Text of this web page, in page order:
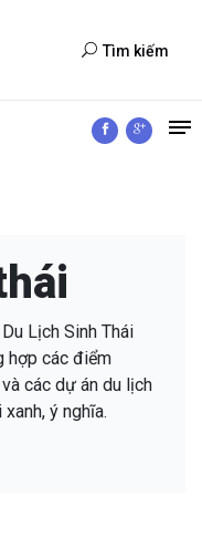
Tìm kiếm
Lịch Sinh Thái
hợp các điểm
các dự án du lịch
ý nghĩa.